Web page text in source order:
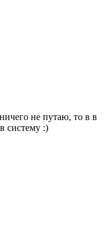
не путаю, то в в
систему :)